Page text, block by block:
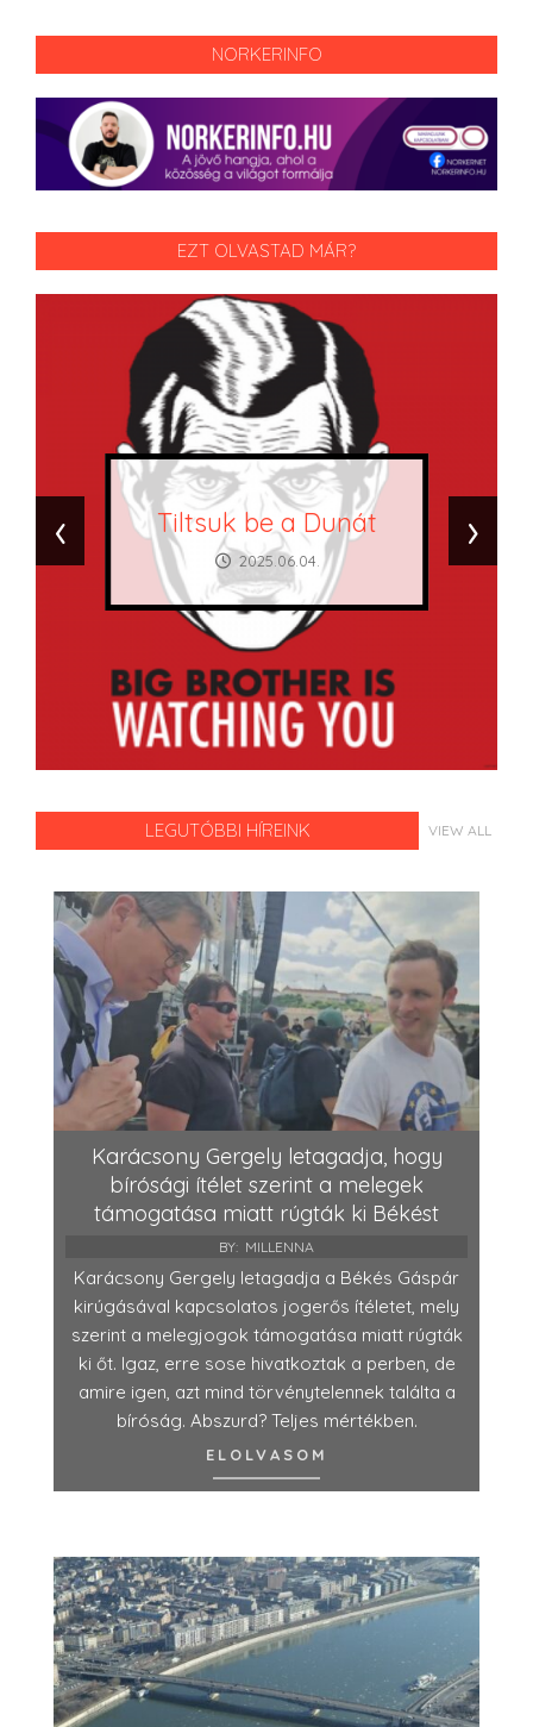
NORKERINFO
EZT OLVASTAD MÁR?
Tiltsuk be a Dunát
2025.06.04.
‹ ›
LEGUTÓBBI HÍREINK VIEW ALL
Karácsony Gergely letagadja, hogy
bírósági ítélet szerint a melegek
támogatása miatt rúgták ki Békést
BY: MILLENNA
Karácsony Gergely letagadja a Békés Gáspár
kirúgásával kapcsolatos jogerős ítéletet, mely
szerint a melegjogok támogatása miatt rúgták
ki őt. Igaz, erre sose hivatkoztak a perben, de
amire igen, azt mind törvénytelennek találta a
bíróság. Abszurd? Teljes mértékben.
ELOLVASOM